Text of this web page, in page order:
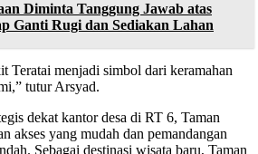
Diminta Tanggung Jawab atas
Ganti Rugi dan Sediakan Lahan
Teratai menjadi simbol dari keramahan
tutur Arsyad.
dekat kantor desa di RT 6, Taman
akses yang mudah dan pemandangan
Sebagai destinasi wisata baru, Taman